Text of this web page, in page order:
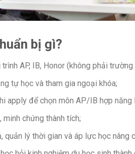
bị gì?
AP, IB, Honor (không phải
tự học và tham gia ngoại khóa;
apply để chọn môn AP/IB hợp năng
minh chứng thành tích;
lý thời gian và áp lực học nâng